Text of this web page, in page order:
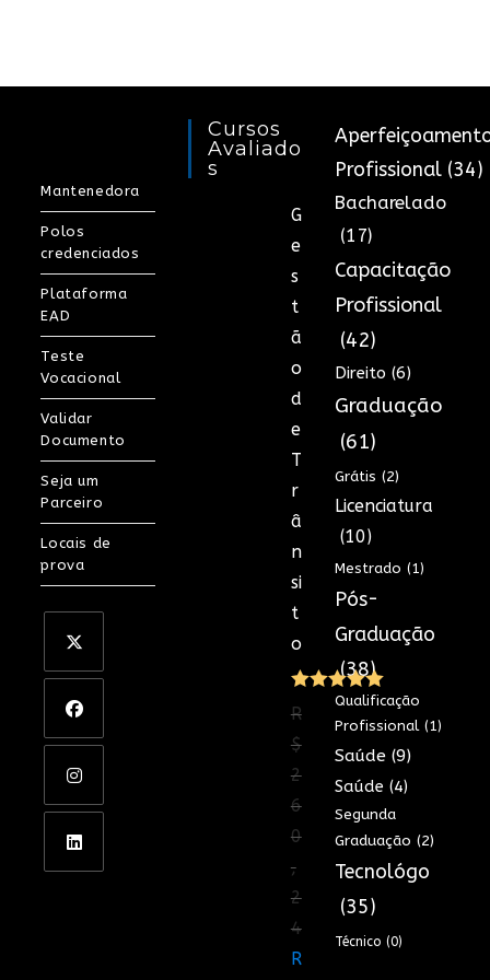
Mantenedora
Polos
credenciados
Plataforma
EAD
Teste
Vocacional
Validar
Documento
Seja um
Parceiro
Locais de
prova
Cursos
Avaliado
S
G
e
s
t
ã
o
d
e
T
r
â
n
si
t
o
Avaliação
de 5
R
$
2
6
0
,
2
4
O
R
Profissional (34)
Bacharelado
(17)
Capacitação
Profissional
(42)
Direito (6)
Graduação
(61)
Grátis (2)
Licenciatura
(10)
Mestrado (1)
Pós-
Graduação
(38)
Qualificação
Profissional (1)
Saúde (9)
Saúde (4)
Segunda
Graduação (2)
Tecnológo
(35)
Técnico (0)